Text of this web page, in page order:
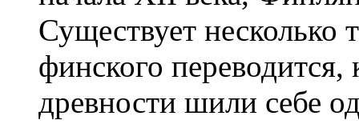
Существует несколько
финского
древности шили себе